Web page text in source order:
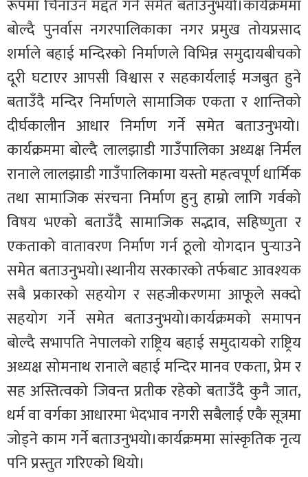
रूपमा चिनाउन मद्दत गर्ने समेत बताउनुभयो।कार्यक्रममा
बोल्दै पुनर्वास नगरपालिकाका नगर प्रमुख तोयप्रसाद
शर्माले बहाई मन्दिरको निर्माणले विभिन्न समुदायबीचको
दूरी घटाएर आपसी विश्वास र सहकार्यलाई मजबुत हुने
बताउँदै मन्दिर निर्माणले सामाजिक एकता र शान्तिको
दीर्घकालीन आधार निर्माण गर्ने समेत बताउनुभयो।
कार्यक्रममा बोल्दै लालझाडी गाउँपालिका अध्यक्ष निर्मल
रानाले लालझाडी गाउँपालिकामा यस्तो महत्वपूर्ण धार्मिक
तथा सामाजिक संरचना निर्माण हुनु हाम्रो लागि गर्वको
विषय भएको बताउँदै सामाजिक सद्भाव, सहिष्णुता र
एकताको वातावरण निर्माण गर्न ठूलो योगदान पुर्‍याउने
समेत बताउनुभयो।स्थानीय सरकारको तर्फबाट आवश्यक
सबै प्रकारको सहयोग र सहजीकरणमा आफूले सक्दो
सहयोग गर्ने समेत बताउनुभयो।कार्यक्रमको समापन
बोल्दै सभापति नेपालको राष्ट्रिय बहाई समुदायको राष्ट्रिय
अध्यक्ष सोमनाथ रानाले बहाई मन्दिर मानव एकता, प्रेम र
सह अस्तित्वको जिवन्त प्रतीक रहेको बताउँदै कुनै जात,
धर्म वा वर्गका आधारमा भेदभाव नगरी सबैलाई एकै सूत्रमा
जोड्ने काम गर्ने बताउनुभयो।कार्यक्रममा सांस्कृतिक नृत्य
पनि प्रस्तुत गरिएको थियो।